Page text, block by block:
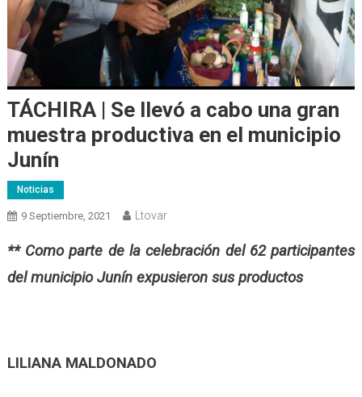
TÁCHIRA | Se llevó a cabo una gran
muestra productiva en el municipio
Junín
Noticias
9 Septiembre, 2021 Ltovar
** Como parte de la celebración del 62 participantes
del municipio Junín expusieron sus productos
LILIANA MALDONADO